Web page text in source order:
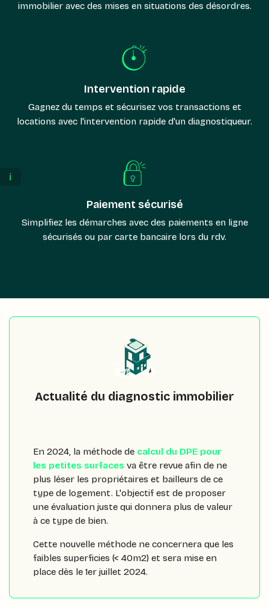
immobilier avec des mises en situations des désordres.
Intervention rapide
Gagnez du temps et sécurisez vos transactions et
locations avec l'intervention rapide d'un diagnostiqueur.
Paiement sécurisé
Simplifiez les démarches avec des paiements en ligne
sécurisés ou par carte bancaire lors du rdv.
Actualité du diagnostic immobilier
En 2024, la méthode de calcul du DPE pour
les petites surfaces va être revue afin de ne
plus léser les propriétaires et bailleurs de ce
type de logement. L'objectif est de proposer
une évaluation juste qui donnera plus de valeur
à ce type de bien.
Cette nouvelle méthode ne concernera que les
faibles superficies (< 40m2) et sera mise en
place dès le 1er juillet 2024.
ℹ️